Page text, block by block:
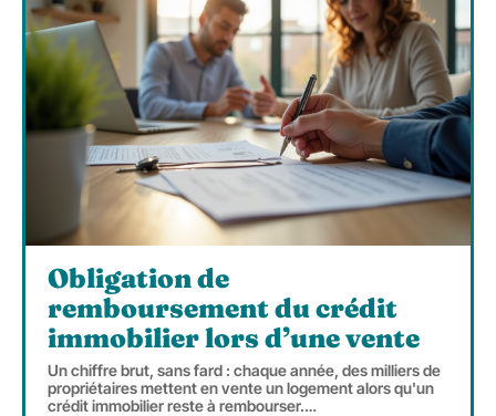
Obligation de
remboursement du crédit
immobilier lors d’une vente
Un chiffre brut, sans fard : chaque année, des milliers de
propriétaires mettent en vente un logement alors qu'un
crédit immobilier reste à rembourser.…